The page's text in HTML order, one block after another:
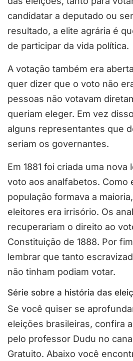
candidatar a deputado ou
resultado, a elite agrária é
de participar da vida política.
A votação também era
quer dizer que o voto não
pessoas não votavam
queriam eleger. Em vez
alguns representantes que
seriam os governantes.
Em 1881 foi criada uma nova
voto aos analfabetos. Como
população formava a
eleitores era irrisório. Os
recuperariam o direito ao
Constituição de 1888. Por
lembrar que tanto
não tinham podiam votar.
Série sobre a história das
Se você quiser se
eleições brasileiras, confira
pelo professor Dudu no
Gratuito. Abaixo você